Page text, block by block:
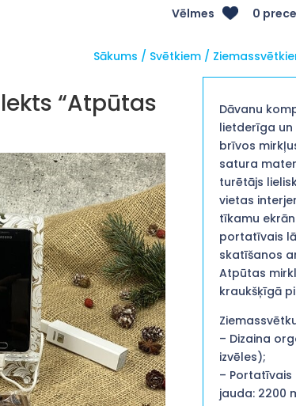
Vēlmes 0
Sākums / Svētkiem /
“Atpūtas
Dāvanu
lietderīga un
brīvos
satura
turētājs
vietas
tīkamu
portatīvais
skatīšanos
Atpūtas
kraukšķīgā
– Dizaina
izvēles);
–
jauda: 2200